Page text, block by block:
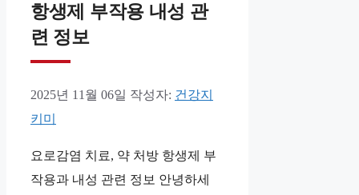
항생제 부작용 내성 관
련 정보
2025년 11월 06일 작성자: 건강지
키미
요로감염 치료, 약 처방 항생제 부
작용과 내성 관련 정보 안녕하세